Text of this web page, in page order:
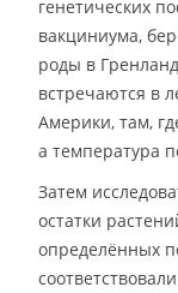
генетических
вакциниума,
роды в
встречаются в
Америки, там,
а температура
Затем
остатки
определённых